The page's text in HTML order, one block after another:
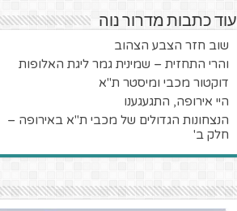
עוד כתבות מדרור נוה
שוב חזר הצבע הצהוב
והרי התחזית – שמינית גמר ליגת האלופות
דוקטור מכבי ומיסטר ת"א
היי אירופה, התגעגענו
הנצחונות הגדולים של מכבי ת"א באירופה –
חלק ב'